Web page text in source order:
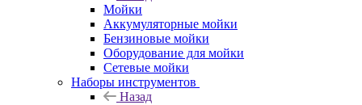
Мойки
Аккумуляторные мойки
Бензиновые мойки
Оборудование для мойки
Сетевые мойки
Наборы инструментов
Назад